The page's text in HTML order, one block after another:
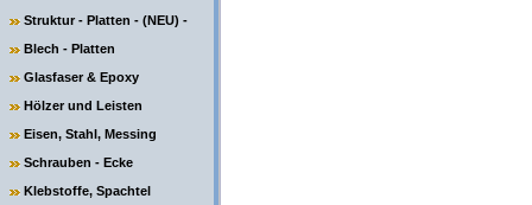
Struktur - Platten - (NEU) -
Blech - Platten
Glasfaser & Epoxy
Hölzer und Leisten
Eisen, Stahl, Messing
Schrauben - Ecke
Klebstoffe, Spachtel